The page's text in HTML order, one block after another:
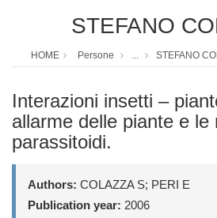
STEFANO
HOME Persone ... STEFANO
Interazioni insetti –
allarme delle piante e le
parassitoidi.
Authors: COLAZZA S; PERI E
Publication year: 2006